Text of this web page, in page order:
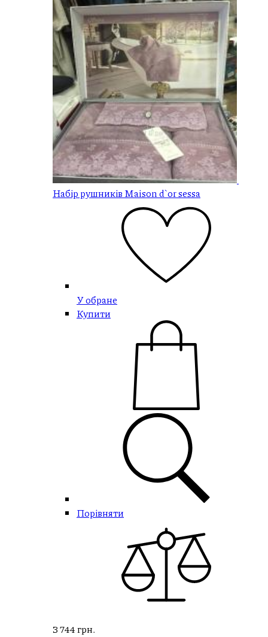
Набір рушників Maison d`or sessa
У обране
Купити
Порівняти
3 744 грн.